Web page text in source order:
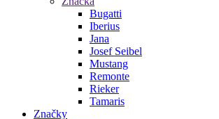
Bugatti
Iberius
Jana
Josef Seibel
Mustang
Remonte
Rieker
Tamaris
Značky